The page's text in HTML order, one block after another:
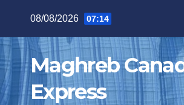
content
08/08/2026 07:14
Maghreb
Express